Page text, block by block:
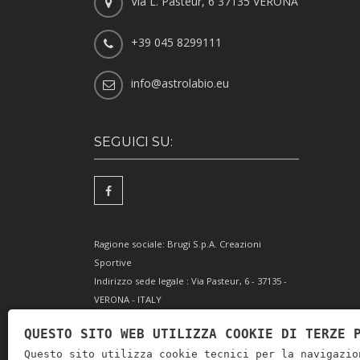
+39 045 8299111
info@astrolabio.eu
SEGUICI SU:
Ragione sociale: Brugi S.p.A. Creazioni
Sportive
Indirizzo sede legale : Via Pasteur, 6 - 37135 -
VERONA - ITALY
Codice Fiscale e Iscrizione Reg. Impr. Verona
0051416 024 1
QUESTO SITO WEB UTILIZZA COOKIE DI TERZE
Questo sito utilizza cookie tecnici per la